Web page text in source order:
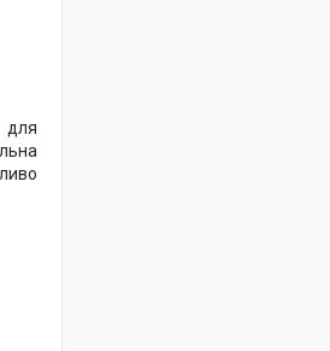
для